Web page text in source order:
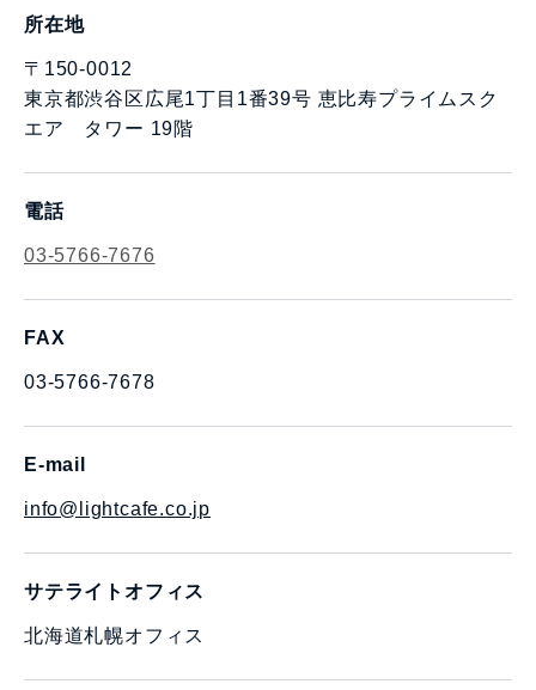
所在地
〒150-0012
東京都渋谷区広尾1丁目1番39号 恵比寿プライムスク
エア タワー 19階
電話
03-5766-7676
FAX
03-5766-7678
E-mail
info@lightcafe.co.jp
サテライトオフィス
北海道札幌オフィス